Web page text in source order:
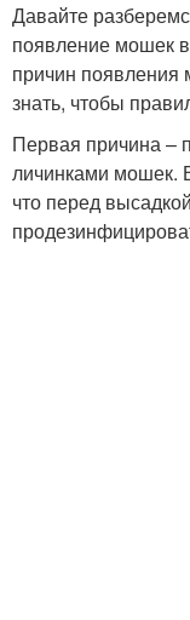
Давайте
появление мошек
причин
знать, чтобы
Первая причина –
личинками мошек.
что перед